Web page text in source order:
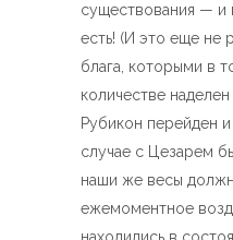
существования — и
есть! (И это еще не
блага, которыми в
количестве
Рубикон перейден
случае с Цезарем
наши же весы
ежемоментное